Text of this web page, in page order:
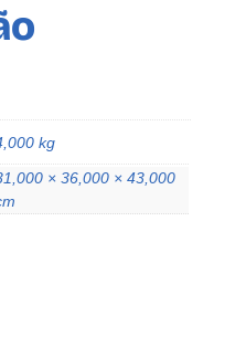
kg
× 36,000 × 43,000